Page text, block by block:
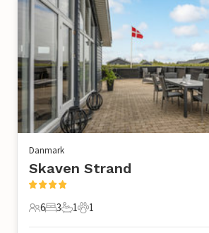
Danmark
Skaven Strand
6 Gjester
6
3 Soverom
3
1 Bad
1
1 Kjæledyr
1